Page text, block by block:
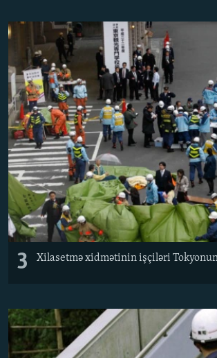
3 Xilasetmə xidmətinin işçiləri